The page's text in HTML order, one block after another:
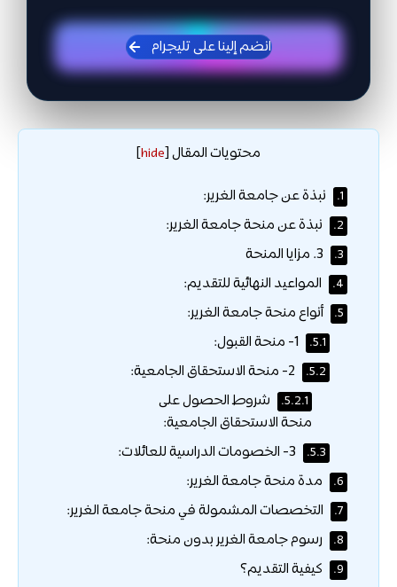
انضم إلينا على تليجرام
محتويات المقال [
hide
]
1. نبذة عن جامعة الغرير:
2. نبذة عن منحة جامعة الغرير:
3.
4. المواعيد النهائية للتقديم:
5. أنواع منحة جامعة الغرير:
5.1.
5.2.
5.2.1.
شروط الحصول على
منحة الاستحقاق الجامعية:
5.3.
6. مدة منحة جامعة الغرير:
7. التخصصات المشمولة في منحة جامعة الغرير:
8. رسوم جامعة الغرير بدون منحة:
9. كيفية التقديم؟